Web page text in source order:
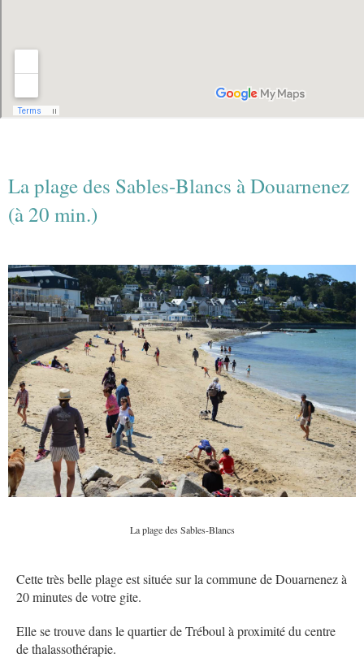
La plage des Sables-Blancs à Douarnenez
(à 20 min.)
La plage des Sables-Blancs
Cette très belle plage est située sur la commune de Douarnenez à
20 minutes de votre gite.
Elle se trouve dans le quartier de Tréboul à proximité du centre
de thalassothérapie.